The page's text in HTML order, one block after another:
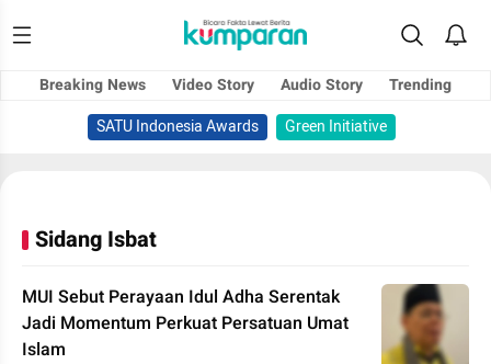
Breaking News Video Story Audio Story
Trending
SATU Indonesia Awards
Green Initiative
Sidang Isbat
MUI Sebut Perayaan Idul Adha Serentak
Jadi Momentum Perkuat Persatuan Umat
Islam